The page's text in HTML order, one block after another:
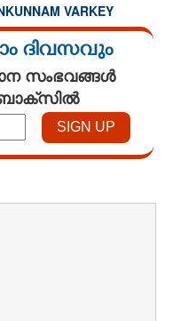
VARKEY
ദിവസവും
സംഭവങ്ങൾ